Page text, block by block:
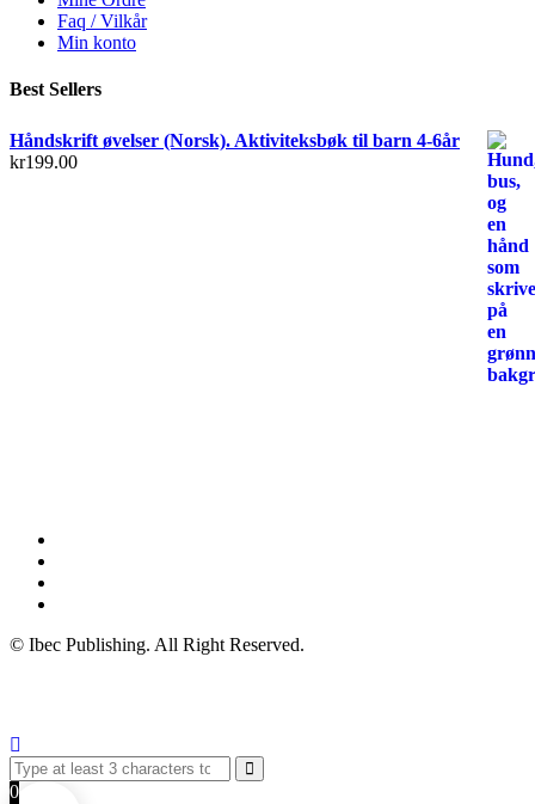
Faq / Vilkår
Min konto
Best Sellers
Håndskrift øvelser (Norsk). Aktiviteksbøk til barn 4-6år
kr199.00
© Ibec Publishing. All Right Reserved.
0